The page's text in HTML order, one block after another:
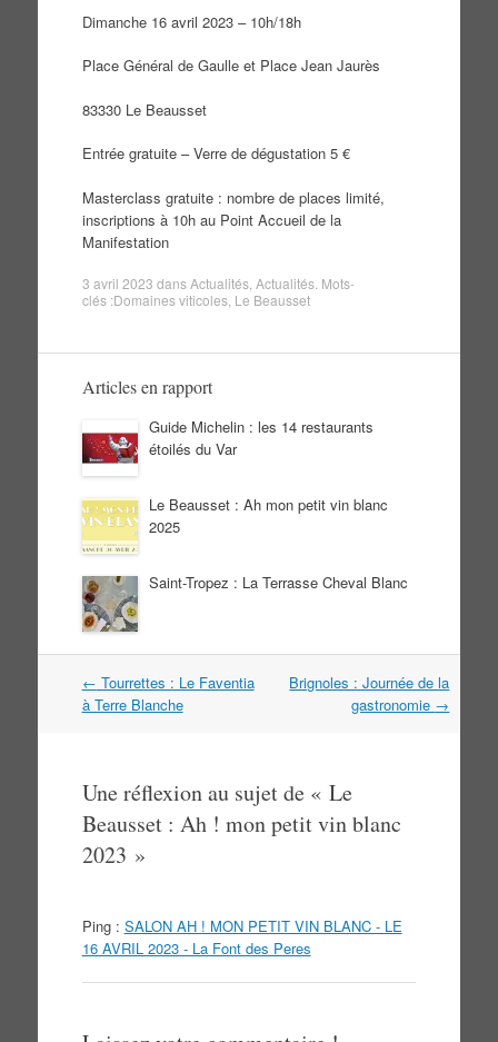
Dimanche 16 avril 2023 – 10h/18h
Place Général de Gaulle et Place Jean Jaurès
83330 Le Beausset
Entrée gratuite – Verre de dégustation 5 €
Masterclass gratuite : nombre de places limité,
inscriptions à 10h au Point Accueil de la
Manifestation
3 avril 2023 dansActualités, Actualités. Mots-
clés :Domaines viticoles, Le Beausset
Articles en rapport
Guide Michelin : les 14 restaurants
étoilés du Var
Le Beausset : Ah mon petit vin blanc
2025
Saint-Tropez : La Terrasse Cheval Blanc
Navigation
dans
← Tourrettes : Le Faventia
à Terre Blanche
Brignoles : Journée de la
gastronomie →
Une réflexion au sujet de « Le
Beausset : Ah ! mon petit vin blanc
2023 »
Ping : SALON AH ! MON PETIT VIN BLANC - LE
16 AVRIL 2023 - La Font des Peres